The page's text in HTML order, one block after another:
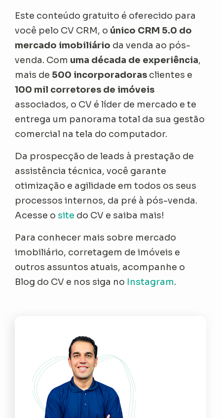
Este conteúdo gratuito é oferecido para
você pelo CV CRM, o único CRM 5.0 do
mercado imobiliário da venda ao pós-
venda. Com uma década de experiência,
mais de 500 incorporadoras clientes e
100 mil corretores de imóveis
associados, o CV é líder de mercado e te
entrega um panorama total da sua gestão
comercial na tela do computador.
Da prospecção de leads à prestação de
assistência técnica, você garante
otimização e agilidade em todos os seus
processos internos, da pré à pós-venda.
Acesse o site do CV e saiba mais!
Para conhecer mais sobre mercado
imobiliário, corretagem de imóveis e
outros assuntos atuais, acompanhe o
Blog do CV e nos siga no Instagram.